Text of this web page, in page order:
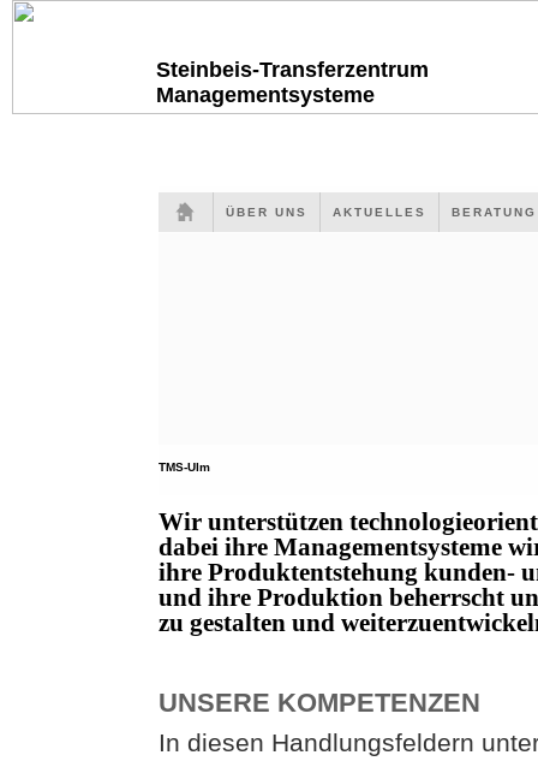
Steinbeis-Transferzentrum
Managementsysteme
ÜBER UNS AKTUELLES
TMS-Ulm
Wir unterstützen
dabei ihre Managementsysteme
ihre Produktentstehung kunden-
und ihre Produktion beherrscht
zu gestalten und
UNSERE KOMPETENZEN
In diesen Handlungsfeldern